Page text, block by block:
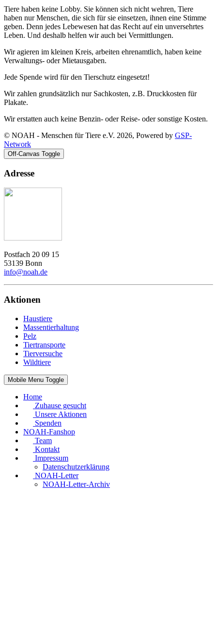
Tiere haben keine Lobby. Sie können sich nicht wehren, Tiere
haben nur Menschen, die sich für sie einsetzen, ihnen eine Stimme
geben. Denn jedes Lebewesen hat das Recht auf ein unversehrtes
Leben. Und deshalb helfen wir auch bei Vermittlungen.
Wir agieren im kleinen Kreis, arbeiten ehrenamtlich, haben keine
Verwaltungs- oder Mietausgaben.
Jede Spende wird für den Tierschutz eingesetzt!
Wir zahlen grundsätzlich nur Sachkosten, z.B. Druckkosten für
Plakate.
Wir erstatten auch keine Benzin- oder Reise- oder sonstige Kosten.
© NOAH - Menschen für Tiere e.V. 2026, Powered by GSP-
Network
Off-Canvas Toggle
Adresse
Postfach 20 09 15
53139 Bonn
info@noah.de
Aktionen
Haustiere
Massentierhaltung
Pelz
Tiertransporte
Tierversuche
Wildtiere
Mobile Menu Toggle
Home
Zuhause gesucht
Unsere Aktionen
Spenden
NOAH-Fanshop
Team
Kontakt
Impressum
Datenschutzerklärung
NOAH-Letter
NOAH-Letter-Archiv